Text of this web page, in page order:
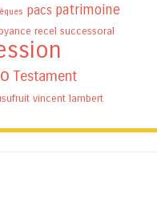
pacs patrimoine
recel successoral
Testament
vincent lambert